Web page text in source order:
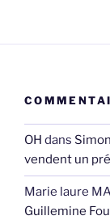
OH dans
vendent un
Marie laure
Guillemine